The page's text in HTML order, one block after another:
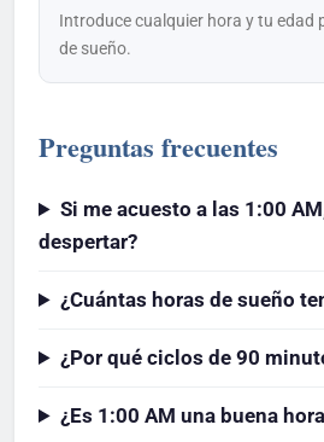
Introduce cualquier hora y tu edad
de sueño.
Preguntas frecuentes
Si me acuesto a las 1:00
despertar?
¿Cuántas horas de sueño
¿Por qué ciclos de 90
¿Es 1:00 AM una buena